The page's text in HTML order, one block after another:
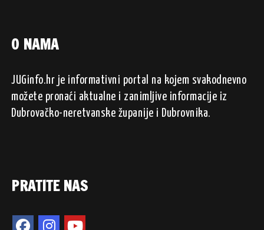
O NAMA
JUGinfo.hr je informativni portal na kojem svakodnevno
možete pronaći aktualne i zanimljive informacije iz
Dubrovačko-neretvanske županije i Dubrovnika.
PRATITE NAS